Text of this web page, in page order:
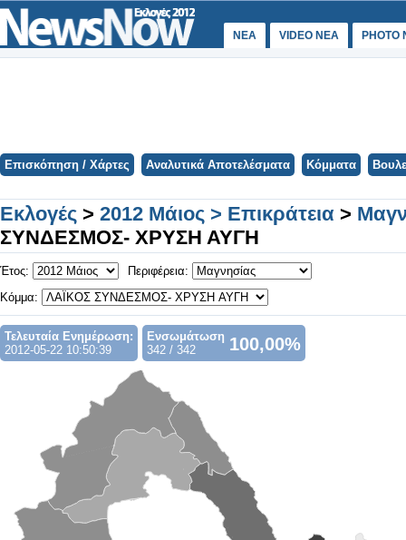
ΝΕΑ VIDEO NEA PHOTO
Επισκόπηση / Χάρτες Αναλυτικά Αποτελέσματα Κόμματα
Εκλογές > 2012 Μάιος > Επικράτεια >
ΣΥΝΔΕΣΜΟΣ- ΧΡΥΣΗ ΑΥΓΗ
Έτος:
Περιφέρεια:
Κόμμα:
Τελευταία Ενημέρωση:
2012-05-22 10:50:39
Ενσωμάτωση
342 / 342
100,00%